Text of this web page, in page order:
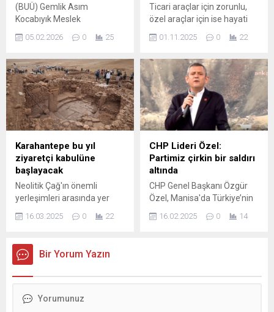
(BUÜ) Gemlik Asım
Kocabıyık Meslek
değişimi yaşandı. BUÜ
Zekeriyya Arı, Borusan
Holding Gemlik Koordinatörü
Serdar Özkaleli, kent
yöneticileri, akademik ve
idari personelin de
katılımıyla düzenlenen devir
teslim töreninde, Prof. Dr.
Yahya Işık müdürlük görevini
Doç. Dr. Metin Bilgin’e
devretti. “GEMLİK MYO,...
05.02.2026 0 25
Ticari araçlar için zorunlu,
özel araçlar için ise hayati
uygulaması, 15 Kasım’da
2026’ya kadar devam
edecek. Uygulama
süresince ekipler, araçları
sıkı bir şekilde denetleyecek.
Aracına olmayanlar ise 5 bin
856 TL ceza ödeyecek.
01.11.2025 0 22
Karahantepe bu yıl
ziyaretçi kabulüne
başlayacak
Neolitik Çağ'ın önemli
yerleşimleri arasında yer
alan Şanlıurfa'daki
Karahantepe, "sistematik
ziyaretçilerini ağırlamaya
başlayacak.
16.03.2025 0 22
CHP Lideri Özel:
Partimiz çirkin bir saldırı
altında
CHP Genel Başkanı Özgür
Özel, Manisa'da Türkiye’nin
UNESCO Jeoparklar Ağı
denetiminden geçen ilk
16.02.2025 0 14
Bir Yorum Yazın